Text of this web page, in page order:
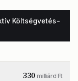
Költségvetés-
330milliárd Ft